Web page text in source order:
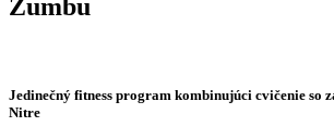
Zumbu
Jedinečný fitness program kombinujúci cvičenie so
Nitre